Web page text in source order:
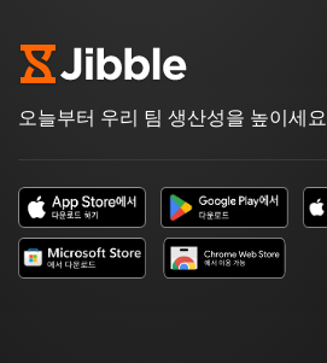
오늘부터 우리 팀 생산성을 높이세요